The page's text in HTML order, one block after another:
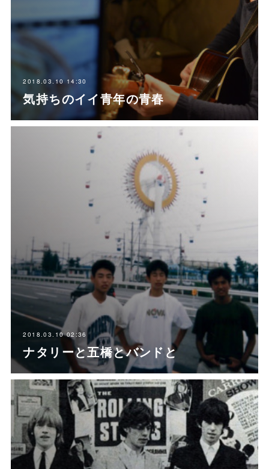
2018.03.10 14:30
気持ちのイイ青年の青春
2018.03.10 02:36
ナタリーと五橋とバンドと